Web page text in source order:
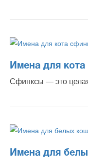
Имена для
Сфинксы — это
Имена для